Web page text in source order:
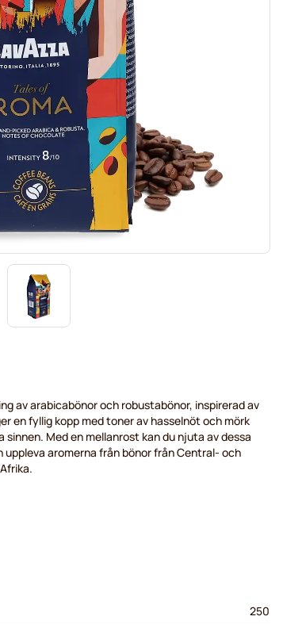
avarabicabönoroch robustabönor, inspireradav
enfyllig kopp med tonerav hasselnötoch mörk
sinnen. Meden mellanrost kandu njuta avdessa
uppleva aromerna från bönorfrånCentral- och
Afrika.
250